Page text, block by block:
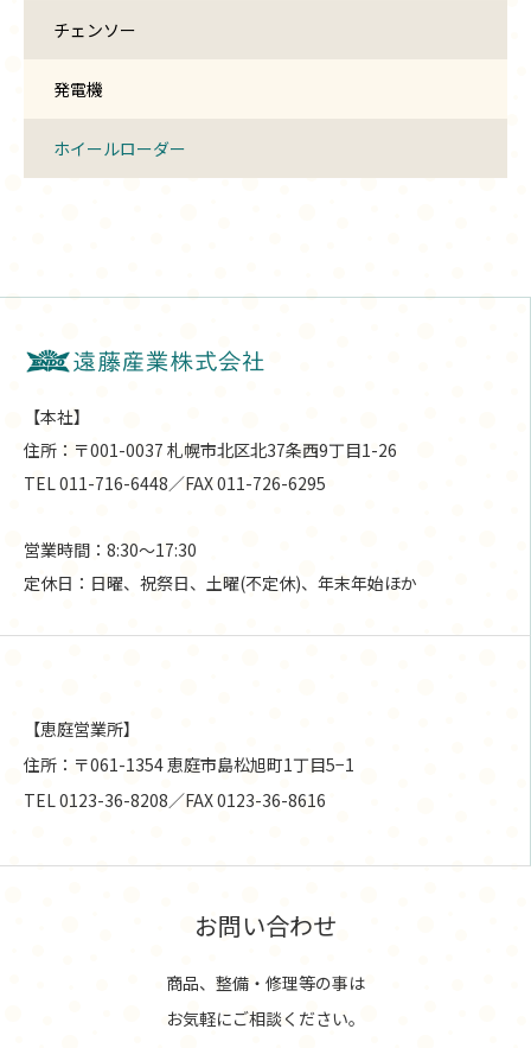
チェンソー
発電機
ホイールローダー
【本社】
住所：〒001-0037 札幌市北区北37条西9丁目1-26
TEL 011-716-6448／FAX 011-726-6295
営業時間：8:30〜17:30
定休日：日曜、祝祭日、土曜(不定休)、年末年始ほか
【恵庭営業所】
住所：〒061-1354 恵庭市島松旭町1丁目5−1
TEL 0123-36-8208／FAX 0123-36-8616
お問い合わせ
商品、整備・修理等の事は
お気軽にご相談ください。